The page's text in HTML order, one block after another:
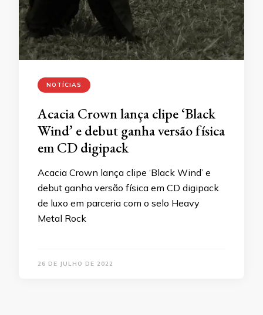
NOTÍCIAS
Acacia Crown lança clipe ‘Black
Wind’ e debut ganha versão física
em CD digipack
Acacia Crown lança clipe ‘Black Wind’ e
debut ganha versão física em CD digipack
de luxo em parceria com o selo Heavy
Metal Rock
26 DE JULHO DE 2022